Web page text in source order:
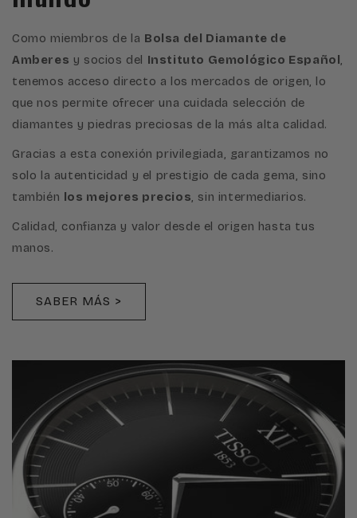
Como miembros de la Bolsa del Diamante de
Amberes y socios del Instituto Gemológico Español,
tenemos acceso directo a los mercados de origen, lo
que nos permite ofrecer una cuidada selección de
diamantes y piedras preciosas de la más alta calidad.
Gracias a esta conexión privilegiada, garantizamos no
solo la autenticidad y el prestigio de cada gema, sino
también los mejores precios, sin intermediarios.
Calidad, confianza y valor desde el origen hasta tus
manos.
SABER MÁS >